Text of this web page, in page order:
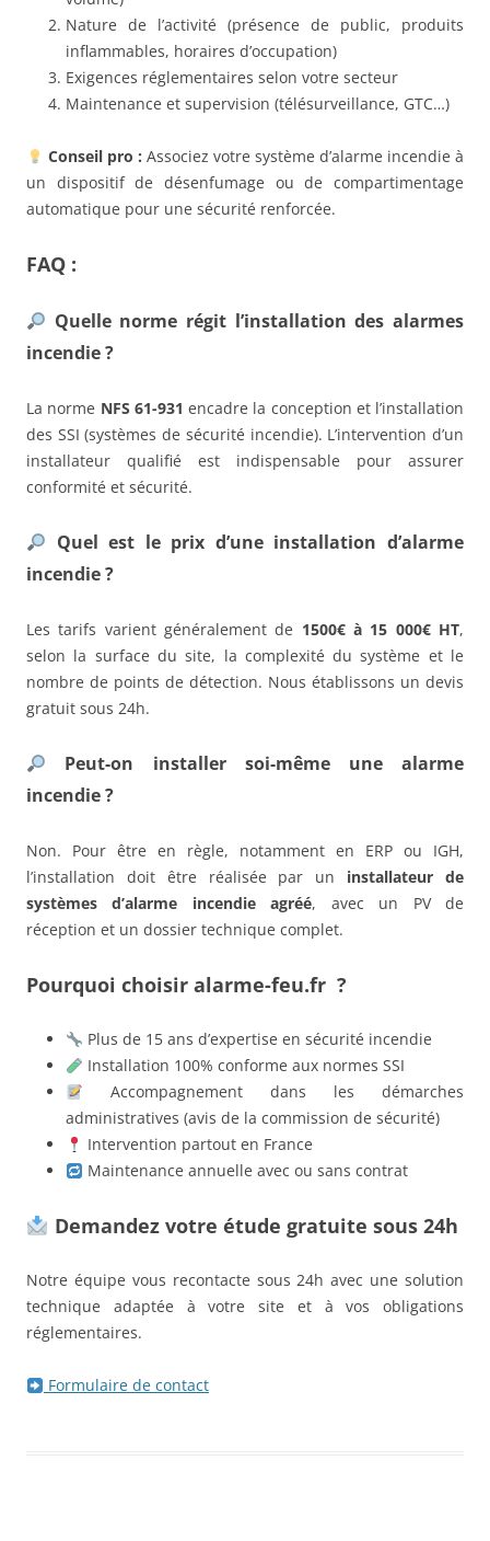
Nature de l’activité (présence de public, produits
inflammables, horaires d’occupation)
Exigences réglementaires selon votre secteur
Maintenance et supervision (télésurveillance, GTC…)
Conseil pro : Associez votre système d’alarme incendie à
un dispositif de désenfumage ou de compartimentage
automatique pour une sécurité renforcée.
FAQ :
Quelle norme régit l’installation des alarmes
incendie ?
La norme NFS 61-931 encadre la conception et l’installation
des SSI (systèmes de sécurité incendie). L’intervention d’un
installateur qualifié est indispensable pour assurer
conformité et sécurité.
Quel est le prix d’une installation d’alarme
incendie ?
Les tarifs varient généralement de 1500€ à 15 000€ HT,
selon la surface du site, la complexité du système et le
nombre de points de détection. Nous établissons un devis
gratuit sous 24h.
Peut-on installer soi-même une alarme
incendie ?
Non. Pour être en règle, notamment en ERP ou IGH,
l’installation doit être réalisée par un installateur de
systèmes d’alarme incendie agréé, avec un PV de
réception et un dossier technique complet.
Pourquoi choisir alarme-feu.fr ?
Plus de 15 ans d’expertise en sécurité incendie
Installation 100% conforme aux normes SSI
Accompagnement dans les démarches
administratives (avis de la commission de sécurité)
Intervention partout en France
Maintenance annuelle avec ou sans contrat
Demandez votre étude gratuite sous 24h
Notre équipe vous recontacte sous 24h avec une solution
technique adaptée à votre site et à vos obligations
réglementaires.
Formulaire de contact